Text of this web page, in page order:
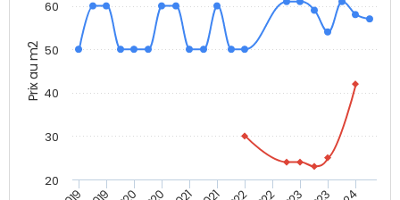
Prix au m2
20
30
40
50
60